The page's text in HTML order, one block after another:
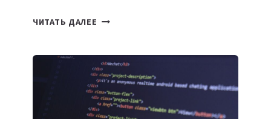
ЧИТАТЬ ДАЛЕЕ ТАСК-
ПОЛЕЗНЫХ
ИНСТРУМЕНТОВ
ДЛЯ
РАБОТЫ